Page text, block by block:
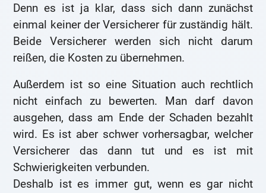
Denn es ist ja klar, dass sich dann zunächst
einmal keiner der Versicherer für zuständig hält.
Beide Versicherer werden sich nicht darum
reißen, die Kosten zu übernehmen.
Außerdem ist so eine Situation auch rechtlich
nicht einfach zu bewerten. Man darf davon
ausgehen, dass am Ende der Schaden bezahlt
wird. Es ist aber schwer vorhersagbar, welcher
Versicherer das dann tut und es ist mit
Schwierigkeiten verbunden.
Deshalb ist es immer gut, wenn es gar nicht